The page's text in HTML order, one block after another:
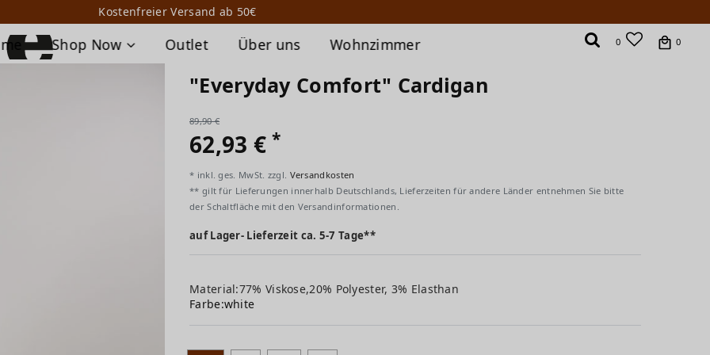
Kostenfreier Versand ab 50€
Shop Now Outlet Über uns Wohnzimmer 0 0
"Everyday Comfort" Cardigan
89,90 €
62,93 €*
* inkl. ges. MwSt. zzgl. Versandkosten
** gilt für Lieferungen innerhalb Deutschlands, Lieferzeiten für andere Länder entnehmen Sie bitte
der Schaltfläche mit den Versandinformationen.
auf Lager- Lieferzeit ca. 5-7 Tage**
Material:77% Viskose,20% Polyester, 3% Elasthan
Farbe:white